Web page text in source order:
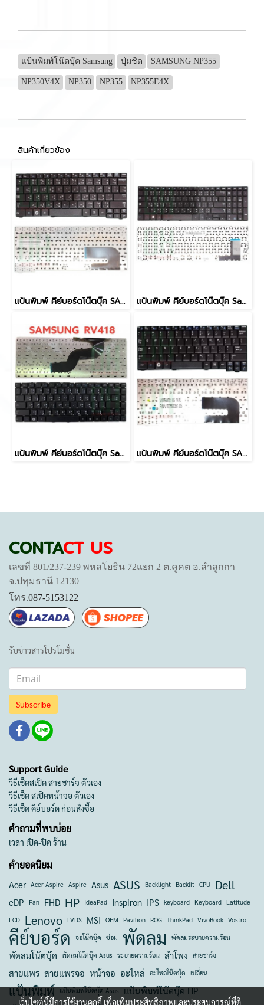
แป้นพิมพ์โน๊ตบุ๊ค Samsung ปุ่มชิด SAMSUNG NP355
NP350V4X NP350 NP355 NP355E4X
สินค้าเกี่ยวข้อง
แป้นพิมพ์ คีย์บอร์ดโน๊ตบุ๊ค SAMSUNG NC140 NC10, ND10, N108, N140, NP10, NC310, N110 Laptop Keyboard แป้นพิมพ์ คีย์บอร์ดโน๊ตบุ๊ค Samsung NP370R5E, NP450R5E, NP470R5E, NP510R5E, 470R5E, 510R5E Laptop Keyboard มี Numpad
แป้นพิมพ์ คีย์บอร์ดโน๊ตบุ๊ค Samsung RV413 RV409 RV418 RV411 Laptop Keyboard แป้นพิมพ์ คีย์บอร์ดโน๊ตบุ๊ค SAMSUNG NC10, ND10, N108, N140, NP10, NC310, N110 Laptop Keyboard
CONTACT US
เลขที่ 801/237-239 พหลโยธิน 72แยก 2 ต.คูคต อ.ลำลูกกา
จ.ปทุมธานี 12130
โทร.087-5153122
รับข่าวสารโปรโมชั่น
Subscribe
Support Guide
วิธีเช็คสเป็ค สายชาร์จ ตัวเอง
วิธีเช็ค สเป็คหน้าจอ ตัวเอง
วิธีเช็ค คีย์บอร์ด ก่อนสั่งซื้อ
คำถามที่พบบ่อย
เวลา เปิด-ปิด ร้าน
คำยอดนิยม
Acer Acer Aspire Aspire Asus ASUS Backlight Backlit CPU Dell
eDP Fan FHD HP IdeaPad Inspiron IPS keyboard Keyboard Latitude
LCD Lenovo LVDS MSI OEM Pavilion ROG ThinkPad VivoBook Vostro
คีย์บอร์ด จอโน๊ตบุ๊ค ซ่อม พัดลม พัดลมระบายความร้อน
พัดลมโน๊ตบุ๊ค พัดลมโน๊ตบุ๊ค Asus ระบายความร้อน ลำโพง สายชาร์จ
สายแพร สายแพรจอ หน้าจอ อะไหล่ อะไหล่โน๊ตบุ๊ค เปลี่ยน
แป้นพิมพ์ แป้นพิมพ์โน๊ตบุ๊ค Asus แป้นพิมพ์โน๊ตบุ๊ค HP
เว็บไซต์นี้มีการใช้งานคุกกี้ เพื่อเพิ่มประสิทธิภาพและประสบการณ์ที่ดี